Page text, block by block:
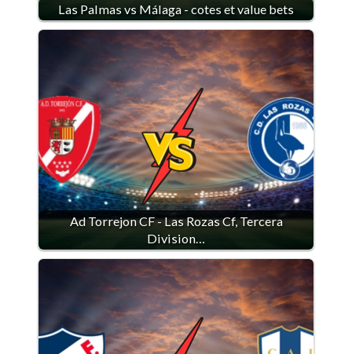
Las Palmas vs Málaga - cotes et value bets
Ad Torrejon CF - Las Rozas Cf, Tercera
Division…